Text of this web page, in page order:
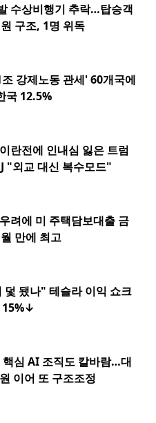
수상비행기 추락…탑승객
구조, 1명 위독
강제노동 관세' 60개국에
국 12.5%
란전에 인내심 잃은 트럼
"외교 대신 복수모드"
려에 미 주택담보대출 금
만에 최고
덫 됐나" 테슬라 이익 쇼크
15%↓
핵심 AI 조직도 칼바람…대
이어 또 구조조정